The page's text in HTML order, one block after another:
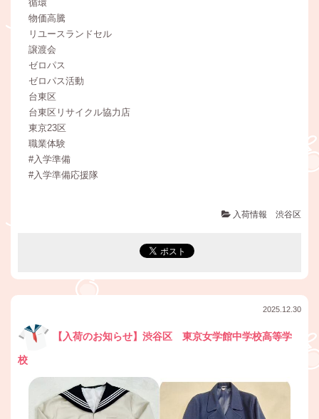
循環
物価高騰
リユースランドセル
譲渡会
ゼロパス
ゼロパス活動
台東区
台東区リサイクル協力店
東京23区
職業体験
#入学準備
#入学準備応援隊
入荷情報 渋谷区
2025.12.30
【入荷のお知らせ】渋谷区 東京女学館中学校高等学
校